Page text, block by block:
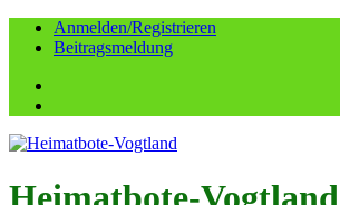
Anmelden/Registrieren
Beitragsmeldung